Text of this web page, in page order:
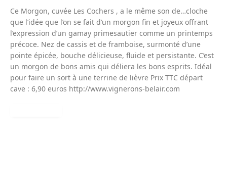
Ce Morgon, cuvée Les Cochers , a le même son de…cloche
que l’idée que l’on se fait d’un morgon fin et joyeux offrant
l’expression d’un gamay primesautier comme un printemps
précoce. Nez de cassis et de framboise, surmonté d’une
pointe épicée, bouche délicieuse, fluide et persistante. C’est
un morgon de bons amis qui déliera les bons esprits. Idéal
pour faire un sort à une terrine de lièvre Prix TTC départ
cave : 6,90 euros http://www.vignerons-belair.com